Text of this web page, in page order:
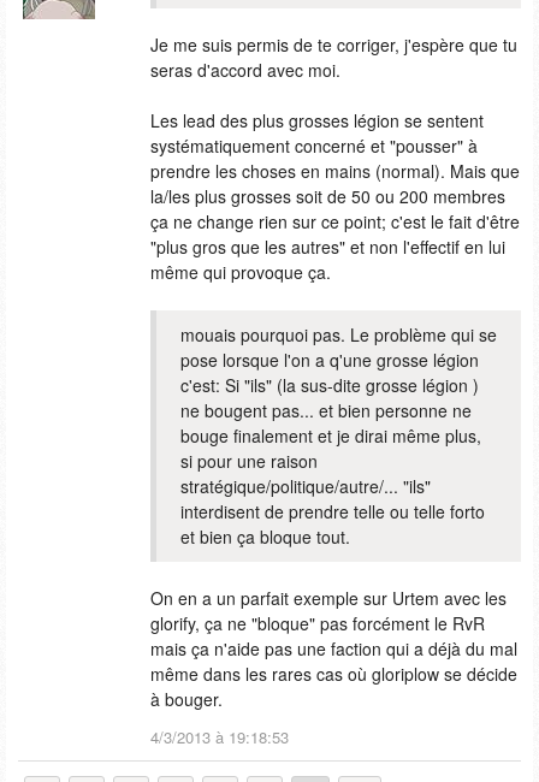
Je me suis permis de te corriger, j'espère que tu
seras d'accord avec moi.
Les lead des plus grosses légion se sentent
systématiquement concerné et "pousser" à
prendre les choses en mains (normal). Mais que
la/les plus grosses soit de 50 ou 200 membres
ça ne change rien sur ce point; c'est le fait d'être
"plus gros que les autres" et non l'effectif en lui
même qui provoque ça.
mouais pourquoi pas. Le problème qui se
pose lorsque l'on a q'une grosse légion
c'est: Si "ils" (la sus-dite grosse légion )
ne bougent pas... et bien personne ne
bouge finalement et je dirai même plus,
si pour une raison
stratégique/politique/autre/... "ils"
interdisent de prendre telle ou telle forto
et bien ça bloque tout.
On en a un parfait exemple sur Urtem avec les
glorify, ça ne "bloque" pas forcément le RvR
mais ça n'aide pas une faction qui a déjà du mal
même dans les rares cas où gloriplow se décide
à bouger.
4/3/2013 à 19:18:53